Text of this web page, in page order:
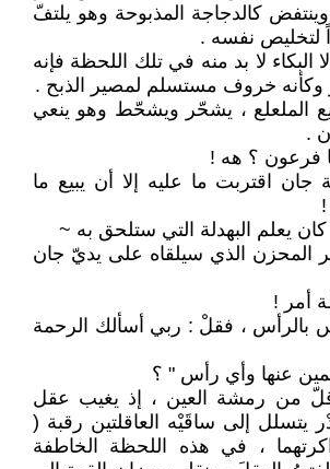
كالدجاجة المذبوحة وهو يلتفّ
لتخليص نفسه .
البكاء لا بد منه في تلك اللحظة فإنه
وكأنه خروف مستسلم لمصير الذبح .
الملعلع ، يشحّر ويشحّط وهو ينعي
.
فرعون ؟ هه !
جان اقتربت ما عليه إلا أن يبيع ما
كان يعلم البهدلة التي ستلحق به ~
المحزن الذي سيلقاه على يديّ جان
أمر !
بالرأس ، فقلْ : ربي أسألك الرحمة
عنها وأي رأس " ؟
من رمشة العين ، إذ يغيب عقل
يتسلل إلى ساقَيْه العاقلتين رقبة (
، في هذه اللحظة الخاطفة